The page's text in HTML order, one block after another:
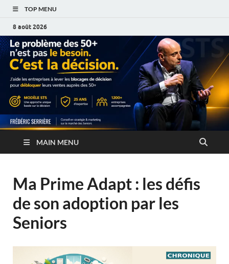
TOP MENU
8 août 2026
MAIN MENU
Ma Prime Adapt : les défis
de son adoption par les
Seniors